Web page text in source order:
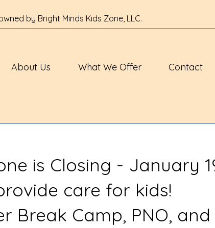
by Bright Minds Kids Zone, LLC.
About Us What We Offer Contact
is Closing - January
care for kids!
Break Camp, PNO, and